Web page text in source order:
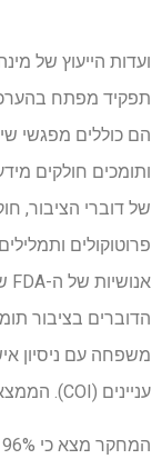
תפקיד מפתח
הם כוללים מפגשי
ותומכים חולקים
הדוברים בציבור
משפחה עם ניסיון
עניינים (COI). הממצאים מתפרסמים ב